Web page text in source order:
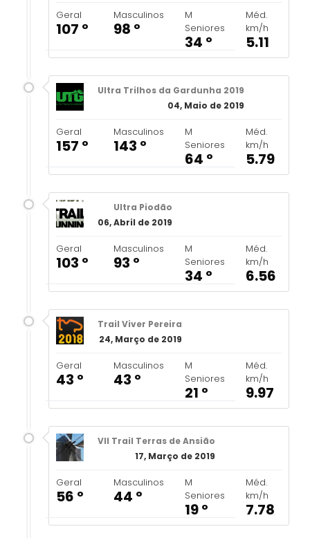
Geral
107 º
Masculinos
98 º
M
Seniores
34 º
Méd.
km/h
5.11
Ultra Trilhos da Gardunha 2019
04, Maio de 2019
Geral
157 º
Masculinos
143 º
M
Seniores
64 º
Méd.
km/h
5.79
Ultra Piodão
06, Abril de 2019
Geral
103 º
Masculinos
93 º
M
Seniores
34 º
Méd.
km/h
6.56
Trail Viver Pereira
24, Março de 2019
Geral
43 º
Masculinos
43 º
M
Seniores
21 º
Méd.
km/h
9.97
VII Trail Terras de Ansião
17, Março de 2019
Geral
56 º
Masculinos
44 º
M
Seniores
19 º
Méd.
km/h
7.78